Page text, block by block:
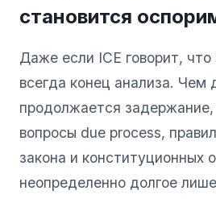
становится
Даже если ICE говорит, что
всегда конец анализа. Чем
продолжается
вопросы due process,
закона и конституционных
неопределенно долгое